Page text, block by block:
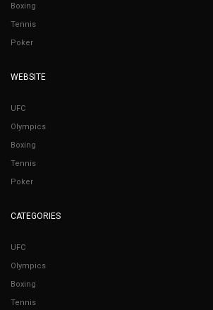
Boxing
Tennis
Poker
WEBSITE
UFC
Olympics
Boxing
Tennis
Poker
CATEGORIES
UFC
Olympics
Boxing
Tennis